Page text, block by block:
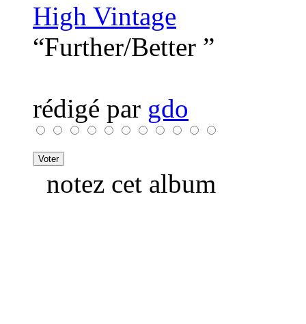
High Vintage
“Further/Better ”
rédigé par gdo
notez cet album